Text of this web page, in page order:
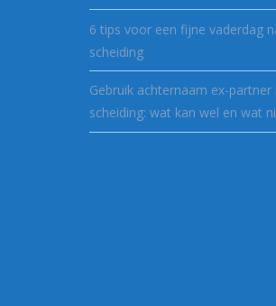
6 tips voor een fijne vaderdag
scheiding
Gebruik achternaam ex-partner
scheiding: wat kan wel en wat